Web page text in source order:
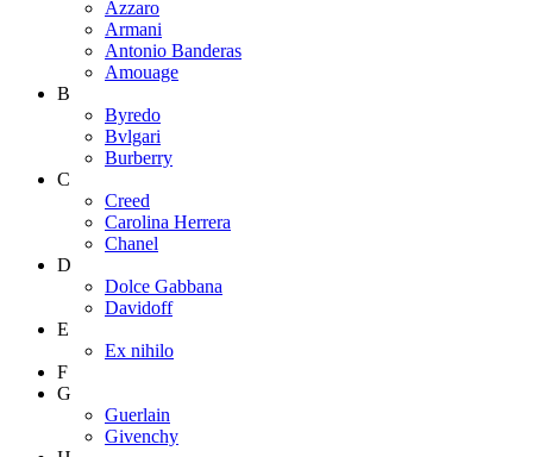
Azzaro
Armani
Antonio Banderas
Amouage
B
Byredo
Bvlgari
Burberry
C
Creed
Carolina Herrera
Chanel
D
Dolce Gabbana
Davidoff
E
Ex nihilo
F
G
Guerlain
Givenchy